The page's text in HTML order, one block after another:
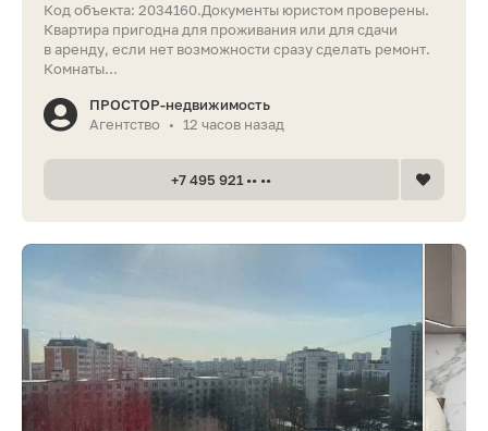
Код объекта: 2034160.Документы юристом проверены.
Квартира пригодна для проживания или для сдачи
в аренду, если нет возможности сразу сделать ремонт.
Комнаты...
ПРОСТОР-недвижимость
Агентство
• 12 часов назад
+7 495 921 •• ••